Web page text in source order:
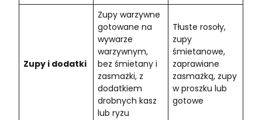
Zupy i dodatki
Zupy warzywne
gotowane na
wywarze
warzywnym,
bez śmietany i
zasmażki, z
dodatkiem
drobnych kasz
lub ryżu
Tłuste rosoły,
zupy
śmietanowe,
zaprawiane
zasmażką, zupy
w proszku lub
gotowe